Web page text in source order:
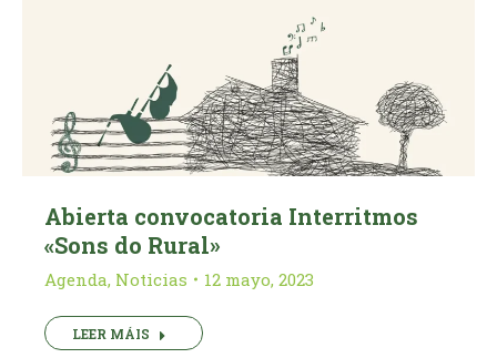
Abierta convocatoria Interritmos
«Sons do Rural»
Agenda, Noticias 12 mayo, 2023
LEER MÁIS